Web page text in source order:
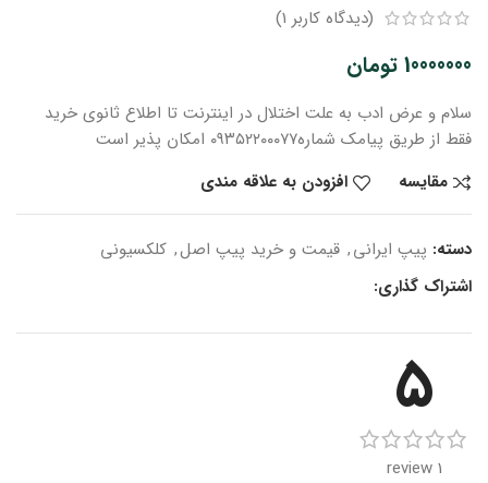
(دیدگاه کاربر 1
)
10000000 تومان
سلام و عرض ادب به علت اختلال در اینترنت تا اطلاع ثانوی خرید
فقط از طریق پیامک شماره۰۹۳۵۲۲۰۰۰۷۷ امکان پذیر است
مقایسه
افزودن به علاقه مندی
دسته: پیپ ایرانی, قیمت و خرید پیپ اصل, کلکسیونی
اشتراک گذاری:
5
1 review